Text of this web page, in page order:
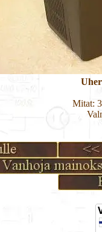
Mitat: